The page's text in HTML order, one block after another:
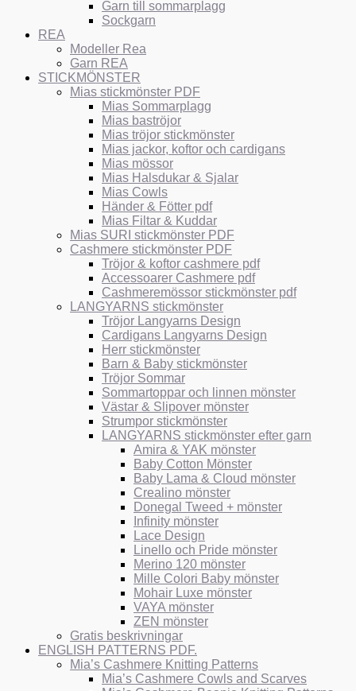
Garn till sommarplagg
Sockgarn
REA
Modeller Rea
Garn REA
STICKMÖNSTER
Mias stickmönster PDF
Mias Sommarplagg
Mias baströjor
Mias tröjor stickmönster
Mias jackor, koftor och cardigans
Mias mössor
Mias Halsdukar & Sjalar
Mias Cowls
Händer & Fötter pdf
Mias Filtar & Kuddar
Mias SURI stickmönster PDF
Cashmere stickmönster PDF
Tröjor & koftor cashmere pdf
Accessoarer Cashmere pdf
Cashmeremössor stickmönster pdf
LANGYARNS stickmönster
Tröjor Langyarns Design
Cardigans Langyarns Design
Herr stickmönster
Barn & Baby stickmönster
Tröjor Sommar
Sommartoppar och linnen mönster
Västar & Slipover mönster
Strumpor stickmönster
LANGYARNS stickmönster efter garn
Amira & YAK mönster
Baby Cotton Mönster
Baby Lama & Cloud mönster
Crealino mönster
Donegal Tweed + mönster
Infinity mönster
Lace Design
Linello och Pride mönster
Merino 120 mönster
Mille Colori Baby mönster
Mohair Luxe mönster
VAYA mönster
ZEN mönster
Gratis beskrivningar
ENGLISH PATTERNS PDF.
Mia’s Cashmere Knitting Patterns
Mia’s Cashmere Cowls and Scarves